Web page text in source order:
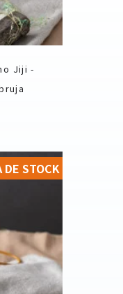
Jiji -
DE STOCK